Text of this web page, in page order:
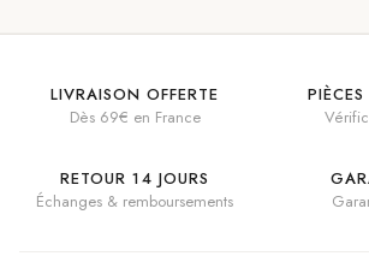
LIVRAISON OFFERTE
Dès 69€ en France
RETOUR 14 JOURS
Échanges & remboursements